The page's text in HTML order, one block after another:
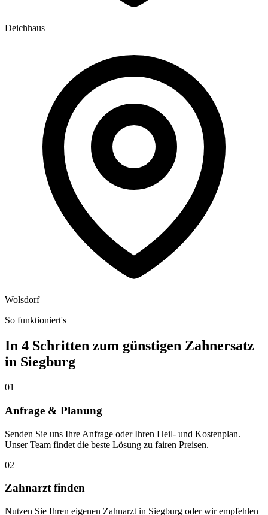
Deichhaus
Wolsdorf
So funktioniert's
In 4 Schritten zum günstigen Zahnersatz
in Siegburg
01
Anfrage & Planung
Senden Sie uns Ihre Anfrage oder Ihren Heil- und Kostenplan.
Unser Team findet die beste Lösung zu fairen Preisen.
02
Zahnarzt finden
Nutzen Sie Ihren eigenen Zahnarzt in Siegburg oder wir empfehlen